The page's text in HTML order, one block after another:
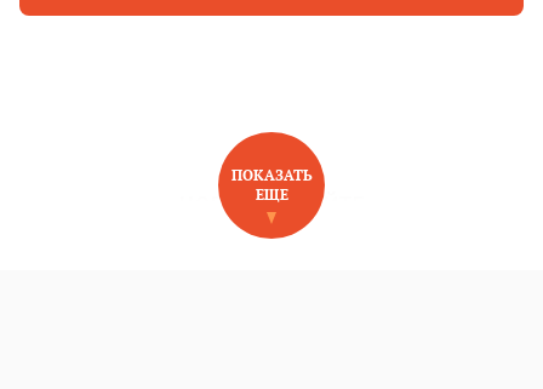
НОВОЕ НА САЙТЕ
ПОКАЗАТЬ
ЕЩЕ